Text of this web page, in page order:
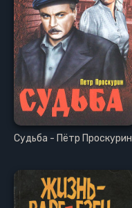
Судьба - Пётр Проскурин